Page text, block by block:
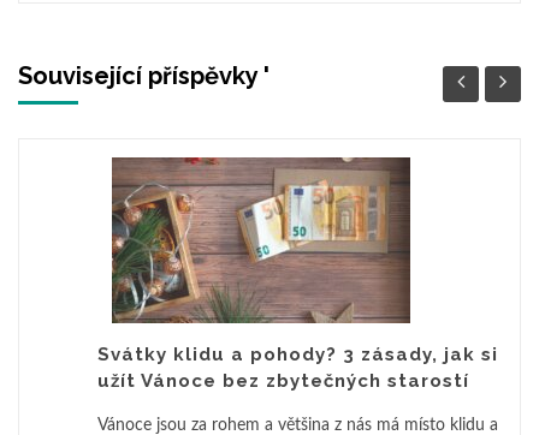
Související příspěvky '
Svátky klidu a pohody? 3 zásady, jak si
užít Vánoce bez zbytečných starostí
Vánoce jsou za rohem a většina z nás má místo klidu a